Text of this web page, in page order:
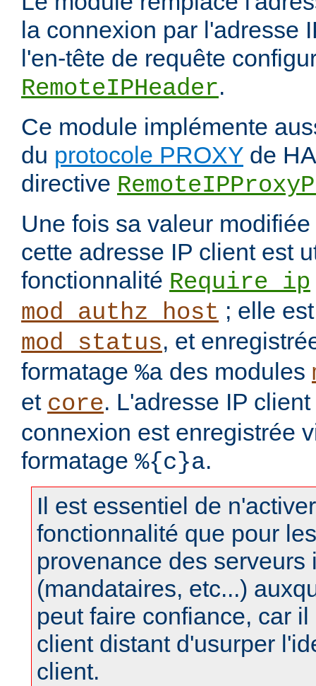
la connexion par l'adresse
l'en-tête de requête
RemoteIPHeader.
Ce module implémente
du protocole PROXY de
directive
Une fois sa valeur
cette adresse IP client est
fonctionnalité Require ip
mod_authz_host ; elle
mod_status, et
formatage %a des modules
et core. L'adresse IP
connexion est enregistrée
formatage %{c}a.
Il est essentiel de
fonctionnalité que pour
provenance des serveurs
(mandataires, etc...)
peut faire confiance, car
client distant d'usurper
client.